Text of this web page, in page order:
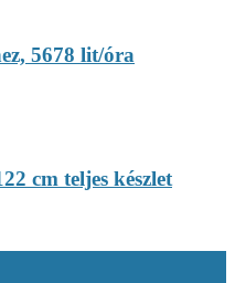
5678 lit/óra
cm teljes készlet